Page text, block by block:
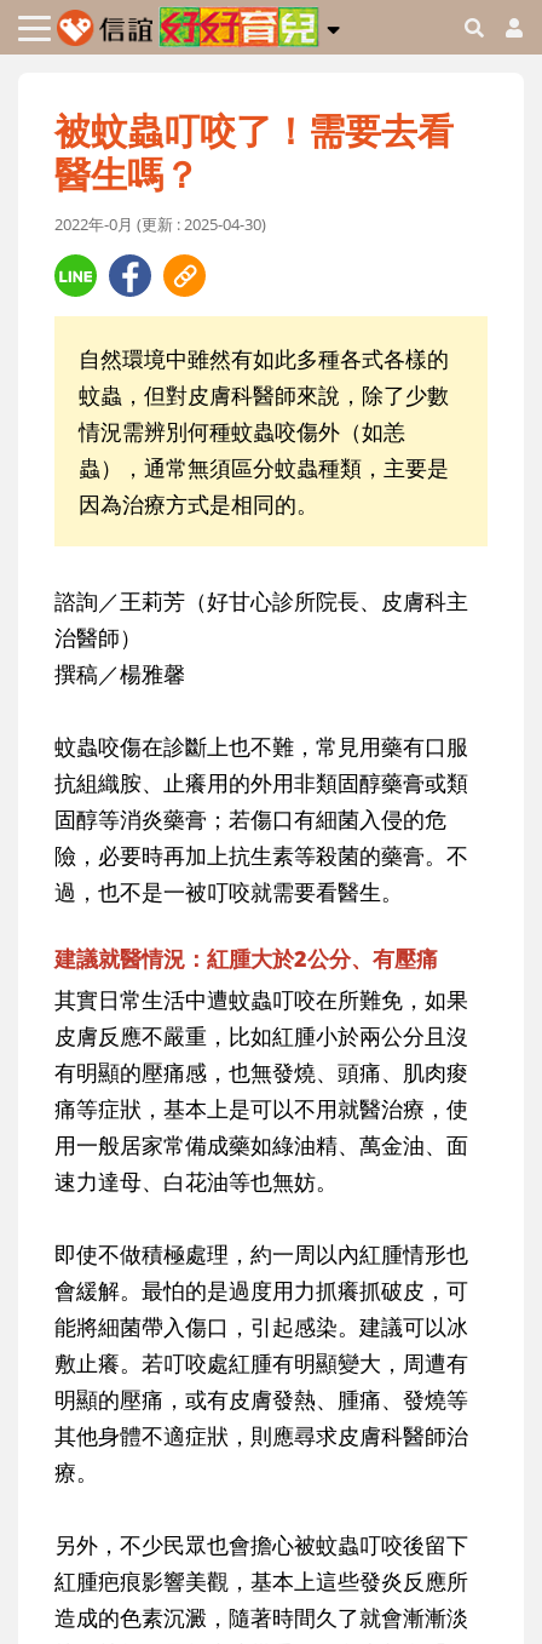
被蚊蟲叮咬了！需要去看
醫生嗎？
2022年-0月 (更新 : 2025-04-30)
自然環境中雖然有如此多種各式各樣的
蚊蟲，但對皮膚科醫師來說，除了少數
情況需辨別何種蚊蟲咬傷外（如恙
蟲），通常無須區分蚊蟲種類，主要是
因為治療方式是相同的。
諮詢／王莉芳（好甘心診所院長、皮膚科主
治醫師）
撰稿／楊雅馨
蚊蟲咬傷在診斷上也不難，常見用藥有口服
抗組織胺、止癢用的外用非類固醇藥膏或類
固醇等消炎藥膏；若傷口有細菌入侵的危
險，必要時再加上抗生素等殺菌的藥膏。不
過，也不是一被叮咬就需要看醫生。
建議就醫情況：紅腫大於2公分、有壓痛
其實日常生活中遭蚊蟲叮咬在所難免，如果
皮膚反應不嚴重，比如紅腫小於兩公分且沒
有明顯的壓痛感，也無發燒、頭痛、肌肉痠
痛等症狀，基本上是可以不用就醫治療，使
用一般居家常備成藥如綠油精、萬金油、面
速力達母、白花油等也無妨。
即使不做積極處理，約一周以內紅腫情形也
會緩解。最怕的是過度用力抓癢抓破皮，可
能將細菌帶入傷口，引起感染。建議可以冰
敷止癢。若叮咬處紅腫有明顯變大，周遭有
明顯的壓痛，或有皮膚發熱、腫痛、發燒等
其他身體不適症狀，則應尋求皮膚科醫師治
療。
另外，不少民眾也會擔心被蚊蟲叮咬後留下
紅腫疤痕影響美觀，基本上這些發炎反應所
造成的色素沉澱，隨著時間久了就會漸漸淡